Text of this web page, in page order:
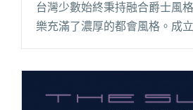
台灣少數始終秉持融合爵士風
樂充滿了濃厚的都會風格。成
內外許多大型爵士音樂節演出
Legacy 台北奏出城市色彩"